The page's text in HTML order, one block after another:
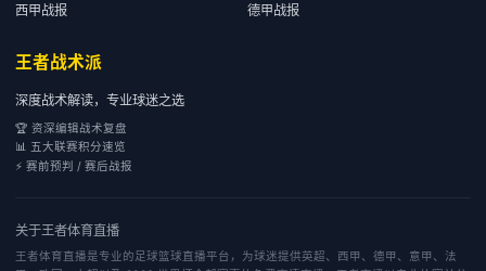
西甲战报
德甲战报
王者战术派
深度战术解读，专业球迷之选
🏆 资深编辑战术复盘
📊 五大联赛积分速览
⚡ 赛前预判 / 赛后战报
关于王者体育直播
王者体育直播是专业的足球篮球直播平台，为球迷提供英超、西甲、德甲、意甲、法